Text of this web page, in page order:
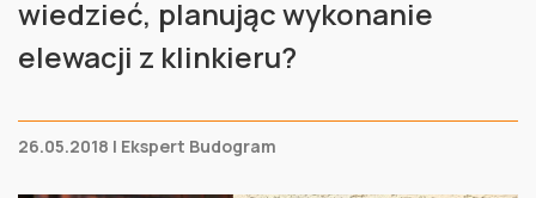
wiedzieć, planując wykonanie
elewacji z klinkieru?
26.05.2018 | Ekspert Budogram